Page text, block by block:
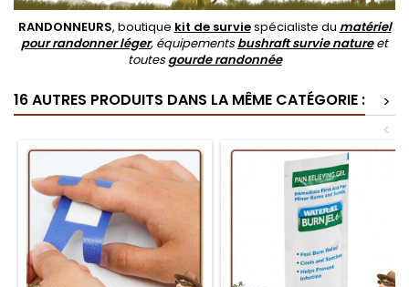
RANDONNEURS, boutique kit de surviespécialiste du matériel
pour randonner léger, équipementsbushraft survie natureet
toutesgourde randonnée
16 AUTRES PRODUITS DANS LA MÊME CATÉGORIE :
>
<